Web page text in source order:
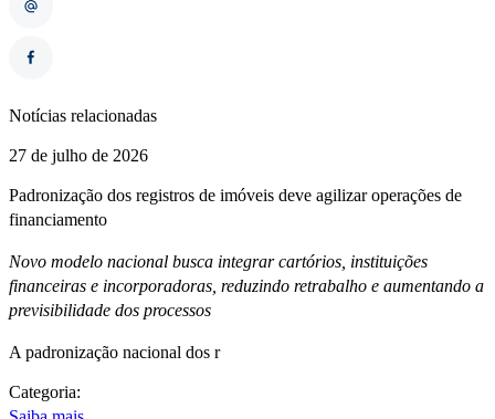
Notícias relacionadas
27 de julho de 2026
Padronização dos registros de imóveis deve agilizar operações de
financiamento
Novo modelo nacional busca integrar cartórios, instituições
financeiras e incorporadoras, reduzindo retrabalho e aumentando a
previsibilidade dos processos
A padronização nacional dos r
Categoria: